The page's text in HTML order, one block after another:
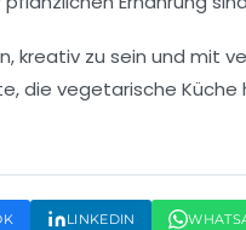
kreativ zu sein und mit
die vegetarische
LINKEDIN